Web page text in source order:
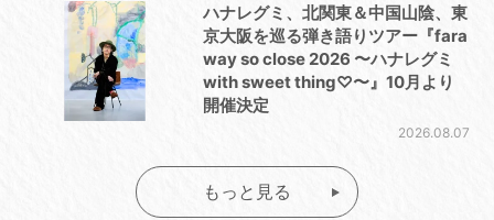
ハナレグミ、北関東＆中国山陰、東
京大阪を巡る弾き語りツアー『fara
way so close 2026 〜ハナレグミ
with sweet thing♡〜』10月より
開催決定
2026.08.07
もっと見る